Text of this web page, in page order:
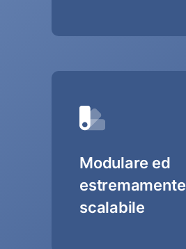
Modulare ed
estremamente
scalabile